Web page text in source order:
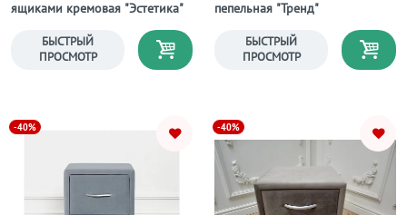
ящиками кремовая "Эстетика"
БЫСТРЫЙ
ПРОСМОТР
пепельная "Тренд"
БЫСТРЫЙ
ПРОСМОТР
-40% -40%